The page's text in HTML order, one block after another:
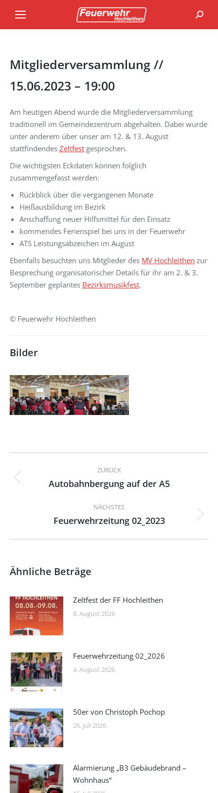
Mitgliederversammlung //
15.06.2023 – 19:00
Am heutigen Abend wurde die Mitgliederversammlung
traditionell im Gemeindezentrum abgehalten. Dabei wurde
unter anderem über unser am 12. & 13. August
stattfindendes Zeltfest gesprochen.
Die wichtigsten Eckdaten können folglich
zusammengefasst werden:
Rückblick über die vergangenen Monate
Heißausbildung im Bezirk
Anschaffung neuer Hilfsmittel für den Einsatz
kommendes Ferienspiel bei uns in der Feuerwehr
ATS Leistungsabzeichen im August
Ebenfalls besuchten uns Mitglieder des MV Hochleithen zur
Besprechung organisatorischer Details für ihr am 2. & 3.
September geplantes Bezirksmusikfest.
© Feuerwehr Hochleithen
Bilder
Kommentarnavigation
ZURÜCK
Vorheriger
Autobahnbergung auf der A5
NÄCHSTES
Nächster
Feuerwehrzeitung 02_2023
Ähnliche Beträge
Zeltfest der FF Hochleithen
8. August 2026
Feuerwehrzeitung 02_2026
4. August 2026
50er von Christoph Pochop
26. Juli 2026
Alarmierung „B3 Gebäudebrand –
Wohnhaus“